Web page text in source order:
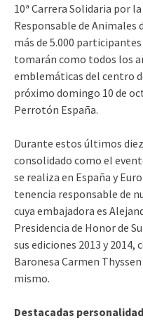
10ª Carrera Solidaria por
Responsable de Animales
más de 5.000
tomarán como todos los
emblemáticas del centro
próximo domingo 10 de
Perrotón España.
Durante estos últimos
consolidado como el
se realiza en España y
tenencia responsable de
cuya embajadora es
Presidencia de Honor de
sus ediciones 2013 y
Baronesa Carmen
mismo.
Destacadas